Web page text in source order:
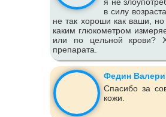
я не
в силу
не так хороши как ваши,
каким глюкометром
или по цельной крови?
препарата.
Федин
Спасибо за
кожи.